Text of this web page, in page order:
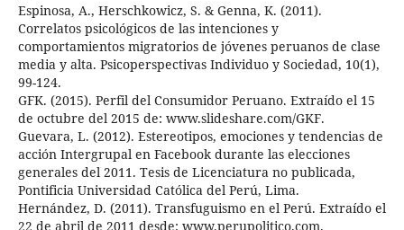
Espinosa, A., Herschkowicz, S. & Genna, K. (2011).
Correlatos psicológicos de las intenciones y
comportamientos migratorios de jóvenes peruanos de clase
media y alta. Psicoperspectivas Individuo y Sociedad, 10(1),
99-124.
GFK. (2015). Perfil del Consumidor Peruano. Extraído el 15
de octubre del 2015 de: www.slideshare.com/GKF.
Guevara, L. (2012). Estereotipos, emociones y tendencias de
acción Intergrupal en Facebook durante las elecciones
generales del 2011. Tesis de Licenciatura no publicada,
Pontificia Universidad Católica del Perú, Lima.
Hernández, D. (2011). Transfuguismo en el Perú. Extraído el
22 de abril de 2011 desde: www.perupolitico.com.